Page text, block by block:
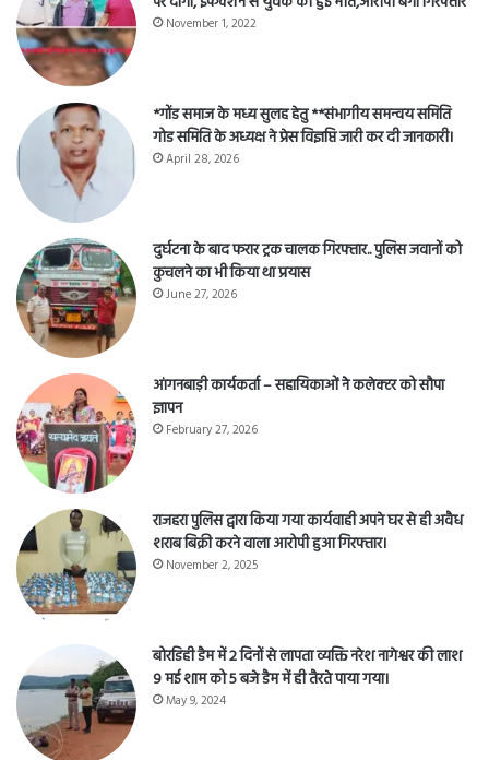
November 1, 2022
*गोंड समाज के मध्य सुलह हेतु **संभागीय समन्वय समिति
गोड समिति के अध्यक्ष ने प्रेस विज्ञप्ति जारी कर दी जानकारी।
April 28, 2026
दुर्घटना के बाद फरार ट्रक चालक गिरफ्तार.. पुलिस जवानों को
कुचलने का भी किया था प्रयास
June 27, 2026
आंगनबाड़ी कार्यकर्ता – सहायिकाओं नेे कलेक्टर को सौपा
ज्ञापन
February 27, 2026
राजहरा पुलिस द्वारा किया गया कार्यवाही अपने घर से ही अवैध
शराब बिक्री करने वाला आरोपी हुआ गिरफ्तार।
November 2, 2025
बोरडिही डैम में 2 दिनों से लापता व्यक्ति नरेश नागेश्वर की लाश
9 मई शाम को 5 बजे डैम में ही तैरते पाया गया।
May 9, 2024